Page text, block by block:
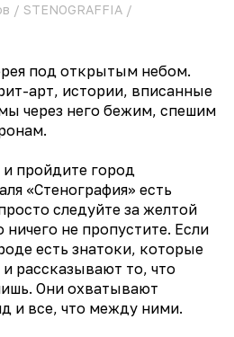
/ STENOGRAFFIA /
под открытым небом.
арт, истории, вписанные
через него бежим, спешим
пройдите город
«Стенография» есть
следуйте за желтой
не пропустите. Если
есть знатоки, которые
рассказывают то, что
Они охватывают
и все, что между ними.